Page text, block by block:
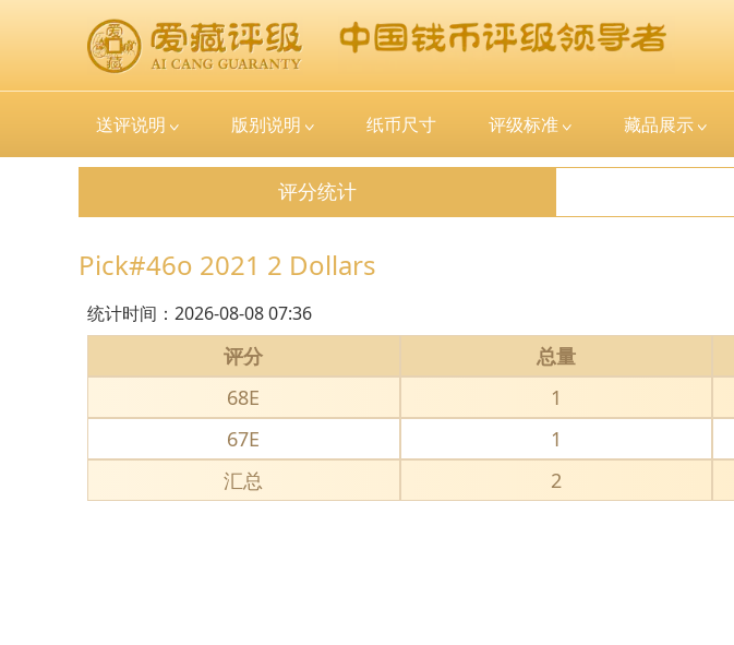
送评说明 版别说明 纸币尺寸 评级标准 藏品展示
评分统计
Pick#46o 2021 2 Dollars
统计时间： 2026-08-08 07:36
评分 总量
68E
1
67E
1
汇总
2